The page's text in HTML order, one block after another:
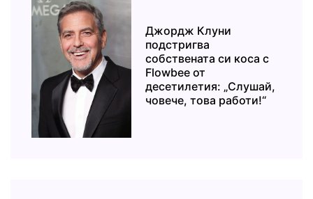
Джордж Клуни
подстригва
собствената си коса с
Flowbee от
десетилетия: „Слушай,
човече, това работи!“